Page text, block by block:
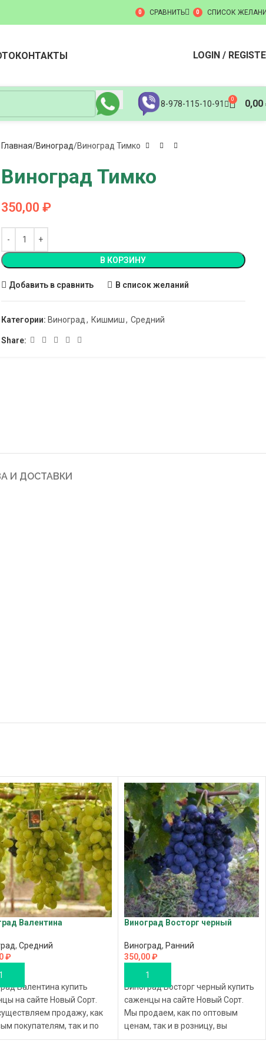
0 СРАВНИТЬ 0 СПИСОК
КОНТАКТЫ LOGIN /
8-978-115-10-91 0 0,00
Главная Виноград Виноград Тимко
Виноград Тимко
350,00 ₽
В КОРЗИНУ
Добавить в сравнить В список желаний
Категории: Виноград, Кишмиш, Средний
Share:
И ДОСТАВКИ
Валентина
, Средний
₽
Валентина купить
на сайте Новый Сорт.
продажу, как
покупателям, так и по
ценам, вы
покупку саженцы по
Виноград Восторг черный
Виноград, Ранний
350,00₽
В КОРЗИНУ
Виноград Восторг черный купить
саженцы на сайте Новый Сорт.
Мы продаем, как по оптовым
ценам, так и в розницу, вы
совершаете покупку саженцы по